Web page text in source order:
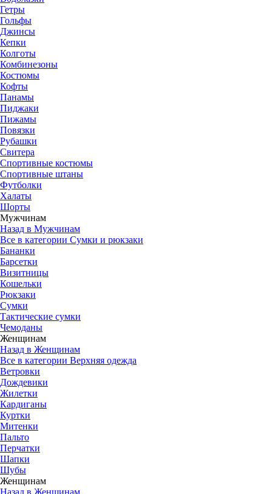
Гетры
Гольфы
Джинсы
Кепки
Колготы
Комбинезоны
Костюмы
Кофты
Панамы
Пиджаки
Пижамы
Повязки
Рубашки
Свитера
Спортивные костюмы
Спортивные штаны
Футболки
Халаты
Шорты
Мужчинам
Назад в Мужчинам
Все в категории Сумки и рюкзаки
Бананки
Барсетки
Визитницы
Кошельки
Рюкзаки
Сумки
Тактические сумки
Чемоданы
Женщинам
Назад в Женщинам
Все в категории Верхняя одежда
Ветровки
Дождевики
Жилетки
Кардиганы
Куртки
Митенки
Пальто
Перчатки
Шапки
Шубы
Женщинам
Назад в Женщинам